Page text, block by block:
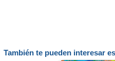
También te pueden interesar